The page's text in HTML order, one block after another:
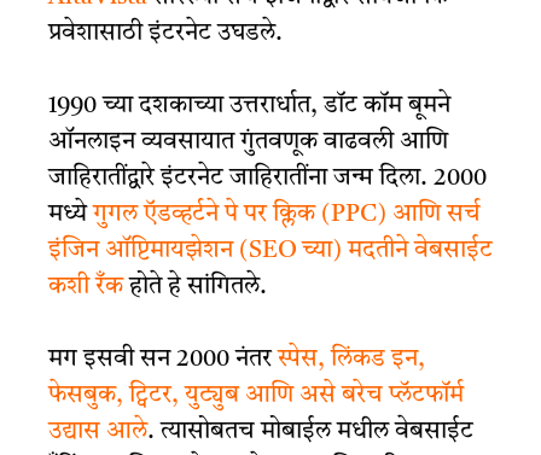
प्रवेशासाठी इंटरनेट उघडले.
1990 च्या दशकाच्या उत्तरार्धात, डॉट कॉम बूमने
ऑनलाइन व्यवसायात गुंतवणूक वाढवली आणि
जाहिरातींद्वारे इंटरनेट जाहिरातींना जन्म दिला. 2000
मध्ये गुगल ऍडव्हर्टने पे पर क्लिक (PPC) आणि सर्च
इंजिन ऑप्टिमायझेशन (SEO च्या) मदतीने वेबसाईट
कशी रँकहोते हे सांगितले.
मग इसवी सन 2000 नंतर स्पेस, लिंकड इन,
फेसबुक, ट्विटर, युट्युब आणि असे बरेच प्लॅटफॉर्म
उद्यास आले. त्यासोबतच मोबाईल मधील वेबसाईट